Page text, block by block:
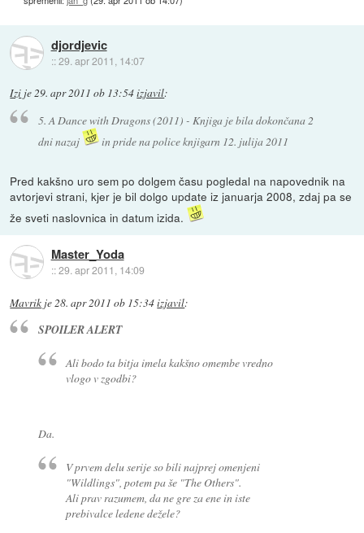
djordjevic
::29. apr 2011, 14:07
Izi je29. apr 2011 ob 13:54izjavil:
5. A Dance with Dragons (2011) - Knjiga je bila dokončana 2
dni nazaj
in pride na police knjigarn 12. julija 2011
Pred kakšno uro sem po dolgem času pogledal na napovednik na
avtorjevi strani, kjer je bil dolgo update iz januarja 2008, zdaj pa se
že sveti naslovnica in datum izida.
Master_Yoda
::29. apr 2011, 14:09
Mavrik je28. apr 2011 ob 15:34izjavil:
SPOILER ALERT
Ali bodo ta bitja imela kakšno omembe vredno
vlogo v zgodbi?
Da.
V prvem delu serije so bili najprej omenjeni
"Wildlings", potem pa še "The Others".
Ali prav razumem, da ne gre za ene in iste
prebivalce ledene dežele?